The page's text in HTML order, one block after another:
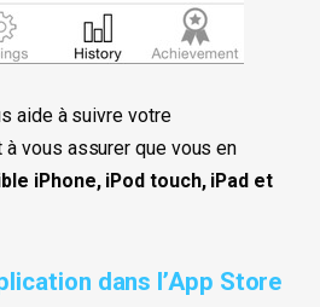
aide à suivre votre
à vous assurer que vous en
iPhone, iPod touch, iPad et
dans l’App Store